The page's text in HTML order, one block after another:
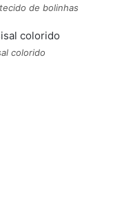
de bolinhas
colorido